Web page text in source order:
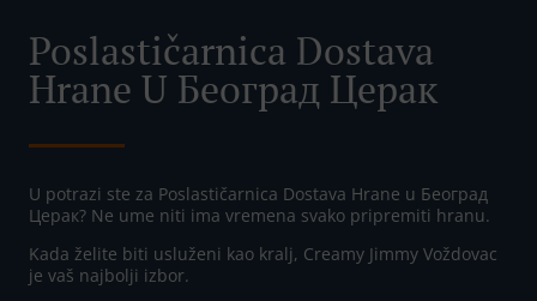
Poslastičarnica Dostava
Hrane U Београд Церак
U potrazi ste za Poslastičarnica Dostava Hrane u Београд
Церак? Ne ume niti ima vremena svako pripremiti hranu.
Kada želite biti usluženi kao kralj, Creamy Jimmy Voždovac
je vaš najbolji izbor.